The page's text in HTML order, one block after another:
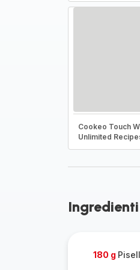
Cookeo Touch
Unlimited
Ingredienti
180 g